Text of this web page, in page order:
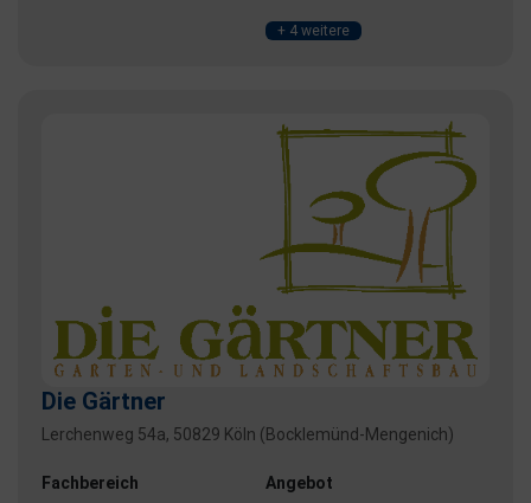
+ 4 weitere
Die Gärtner
Lerchenweg 54a, 50829 Köln (Bocklemünd-Mengenich)
Fachbereich
Angebot